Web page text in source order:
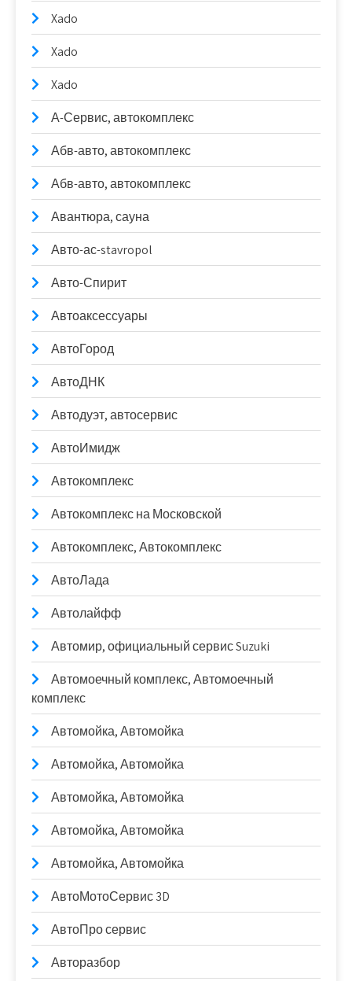
Xado
Xado
Xado
А-Сервис, автокомплекс
Абв-авто, автокомплекс
Абв-авто, автокомплекс
Авантюра, сауна
Авто-ас-stavropol
Авто-Спирит
Автоаксессуары
АвтоГород
АвтоДНК
Автодуэт, автосервис
АвтоИмидж
Автокомплекс
Автокомплекс на Московской
Автокомплекс, Автокомплекс
АвтоЛада
Автолайфф
Автомир, официальный сервис Suzuki
Автомоечный комплекс, Автомоечный
комплекс
Автомойка, Автомойка
Автомойка, Автомойка
Автомойка, Автомойка
Автомойка, Автомойка
Автомойка, Автомойка
АвтоМотоСервис 3D
АвтоПро сервис
Авторазбор